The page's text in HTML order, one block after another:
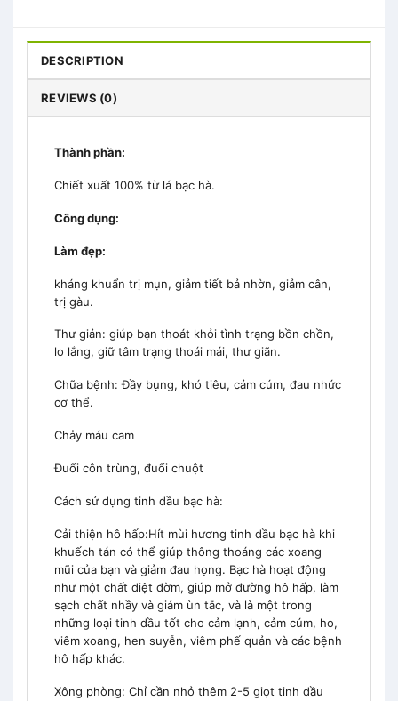
DESCRIPTION
REVIEWS (0)
Thành phần:
Chiết xuất 100% từ lá bạc hà.
Công dụng:
Làm đẹp:
kháng khuẩn trị mụn, giảm tiết bả nhờn, giảm cân,
trị gàu.
Thư giản: giúp bạn thoát khỏi tình trạng bồn chồn,
lo lắng, giữ tâm trạng thoái mái, thư giãn.
Chữa bệnh: Đầy bụng, khó tiêu, cảm cúm, đau nhức
cơ thể.
Chảy máu cam
Đuổi côn trùng, đuổi chuột
Cách sử dụng tinh dầu bạc hà:
Cải thiện hô hấp:Hít mùi hương tinh dầu bạc hà khi
khuếch tán có thể giúp thông thoáng các xoang
mũi của bạn và giảm đau họng. Bạc hà hoạt động
như một chất diệt đờm, giúp mở đường hô hấp, làm
sạch chất nhầy và giảm ùn tắc, và là một trong
những loại tinh dầu tốt cho cảm lạnh, cảm cúm, ho,
viêm xoang, hen suyễn, viêm phế quản và các bệnh
hô hấp khác.
Xông phòng: Chỉ cần nhỏ thêm 2-5 giọt tinh dầu